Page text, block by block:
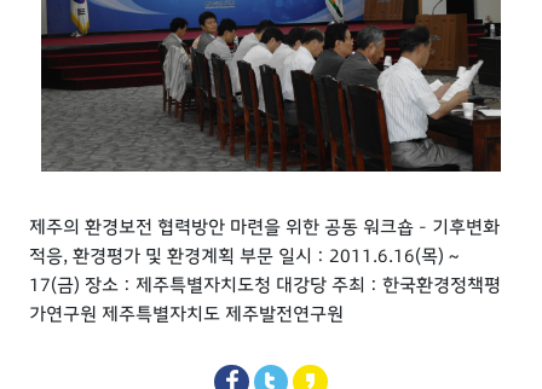
제주의 환경보전 협력방안 마련을 위한 공동 워크숍 - 기후변화
적응, 환경평가 및 환경계획 부문 일시 : 2011.6.16(목) ~
17(금) 장소 : 제주특별자치도청 대강당 주최 : 한국환경정책평
가연구원 제주특별자치도 제주발전연구원